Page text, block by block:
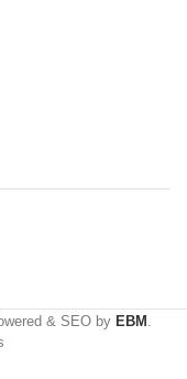
& SEO by EBM